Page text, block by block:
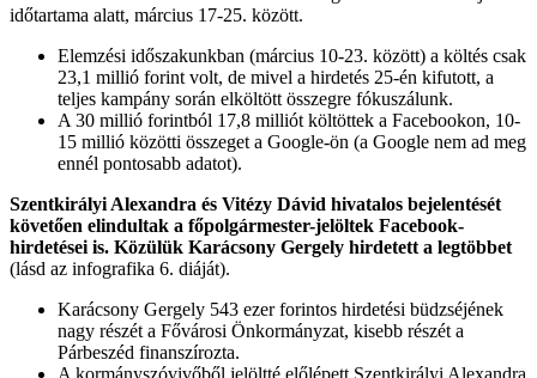
időtartama alatt, március 17-25. között.
Elemzési időszakunkban (március 10-23. között) a költés csak
23,1 millió forint volt, de mivel a hirdetés 25-én kifutott, a
teljes kampány során elköltött összegre fókuszálunk.
A 30 millió forintból 17,8 milliót költöttek a Facebookon, 10-
15 millió közötti összeget a Google-ön (a Google nem ad meg
ennél pontosabb adatot).
Szentkirályi Alexandra és Vitézy Dávid hivatalos bejelentését
követően elindultak a főpolgármester-jelöltek Facebook-
hirdetései is. Közülük Karácsony Gergely hirdetett a legtöbbet
(lásd az infografika 6. diáját).
Karácsony Gergely 543 ezer forintos hirdetési büdzséjének
nagy részét a Fővárosi Önkormányzat, kisebb részét a
Párbeszéd finanszírozta.
A kormányszóvivőből jelöltté előlépett Szentkirályi Alexandra